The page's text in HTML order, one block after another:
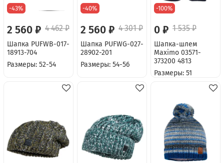
-43%
2 560 ₽ 4 462 ₽
Шапка PUFWB-017-
18913-704
Размеры: 52-54
-40%
2 560 ₽ 4 301 ₽
Шапка PUFWG-027-
28902-201
Размеры: 54-56
-100%
0 ₽ 1 535 ₽
Шапка-шлем
Maximo 03571-
373200 4813
Размеры: 51